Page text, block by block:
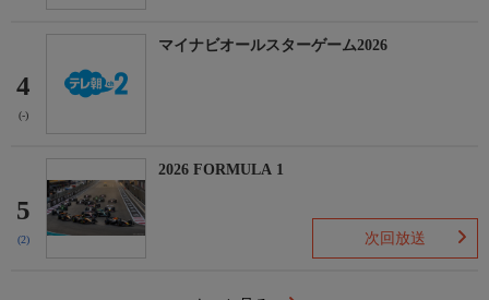
4
(-)
マイナビオールスターゲーム2026
5
(2)
2026 FORMULA 1
次回放送